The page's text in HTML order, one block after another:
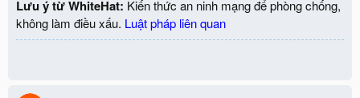
Lưu ý từ WhiteHat: Kiến thức an ninh mạng để phòng chống,
không làm điều xấu. Luật pháp liên quan